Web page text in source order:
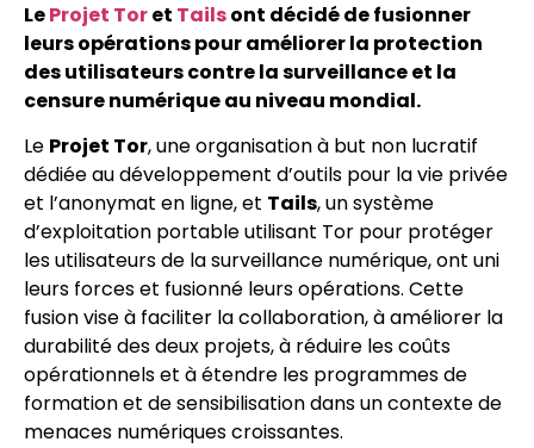
LeProjet Toret Tailsont décidé de fusionner
leurs opérations pour améliorer la protection
des utilisateurs contre la surveillance et la
censure numérique au niveau mondial.
Le Projet Tor, une organisation à but non lucratif
dédiée au développement d’outils pour la vie privée
et l’anonymat en ligne, et Tails, un système
d’exploitation portable utilisant Tor pour protéger
les utilisateurs de la surveillance numérique, ont uni
leurs forces et fusionné leurs opérations. Cette
fusion vise à faciliter la collaboration, à améliorer la
durabilité des deux projets, à réduire les coûts
opérationnels et à étendre les programmes de
formation et de sensibilisation dans un contexte de
menaces numériques croissantes.